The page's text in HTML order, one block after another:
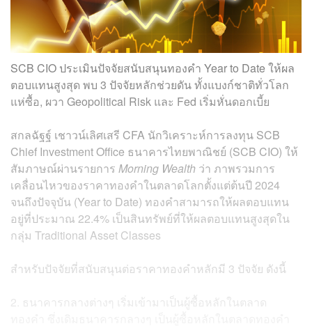
SCB CIO ประเมินปัจจัยสนับสนุนทองคำ Year to Date ให้ผล
ตอบแทนสูงสุด พบ 3 ปัจจัยหลักช่วยดัน ทั้งแบงก์ชาติทั่วโลก
แห่ซื้อ, ผวา Geopolitical Risk และ Fed เริ่มหั่นดอกเบี้ย
สกลฉัฐฐ์ เชาวน์เลิศเสรี CFA นักวิเคราะห์การลงทุน SCB
Chief Investment Office ธนาคารไทยพาณิชย์ (SCB CIO) ให้
สัมภาษณ์ผ่านรายการ Morning Wealth ว่า ภาพรวมการ
เคลื่อนไหวของราคาทองคำในตลาดโลกตั้งแต่ต้นปี 2024
จนถึงปัจจุบัน (Year to Date) ทองคำสามารถให้ผลตอบแทน
อยู่ที่ประมาณ 22.4% เป็นสินทรัพย์ที่ให้ผลตอบแทนสูงสุดใน
กลุ่ม Traditional Asset Classes
สำหรับปัจจัยที่สนับสนุนต่อราคาทองคำหลักมี 3 ปัจจัย ดังนี้
2. ธนาคารกลางต่างๆ เริ่มเข้ามาเป็นผู้ซื้อหลักในตลาด